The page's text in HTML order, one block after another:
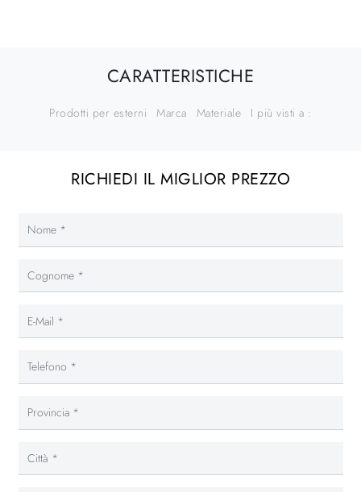
CARATTERISTICHE
Prodotti per esterni Marca Materiale I più visti a :
RICHIEDI IL MIGLIOR PREZZO